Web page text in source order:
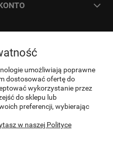
umożliwiają poprawne
dostosować ofertę do
wykorzystanie przez
do sklepu lub
preferencji, wybierając
w naszej Polityce